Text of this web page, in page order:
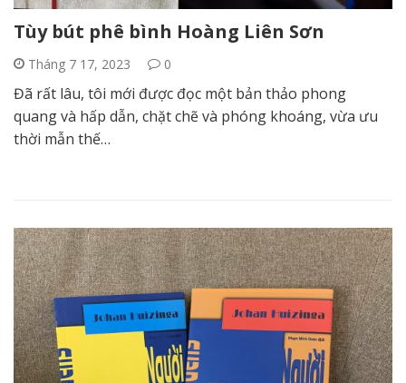
Tùy bút phê bình Hoàng Liên Sơn
Tháng 7 17, 2023 0
Đã rất lâu, tôi mới được đọc một bản thảo phong
quang và hấp dẫn, chặt chẽ và phóng khoáng, vừa ưu
thời mẫn thế…